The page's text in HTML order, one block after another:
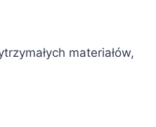
materiałów,